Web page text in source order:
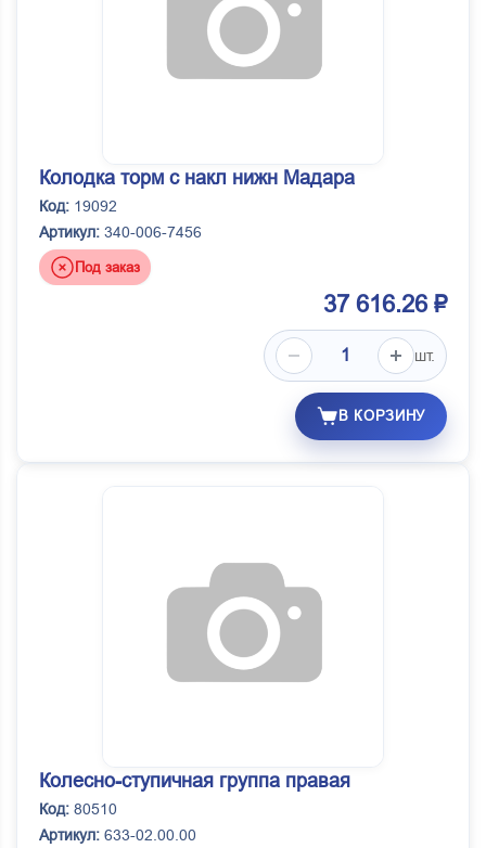
Колодка торм с накл нижн Мадара
Код: 19092
Артикул: 340-006-7456
Под заказ
37 616.26 ₽
шт.
В КОРЗИНУ
Колесно-ступичная группа правая
Код: 80510
Артикул: 633-02.00.00